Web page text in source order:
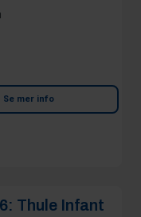
Se mer info
Thule Infant